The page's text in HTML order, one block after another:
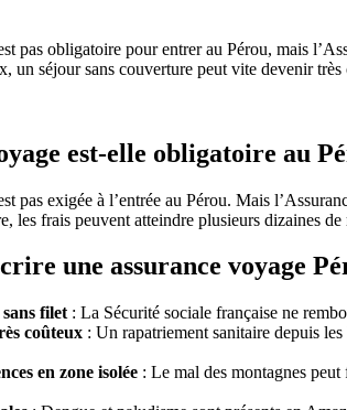
pas obligatoire pour entrer au Pérou, mais
un séjour sans couverture peut vite devenir
est-elle obligatoire au
pas exigée à l’entrée au Pérou. Mais
les frais peuvent atteindre plusieurs dizaines
une assurance voyage
filet : La Sécurité sociale française ne
coûteux : Un rapatriement sanitaire depuis
en zone isolée : Le mal des montagnes